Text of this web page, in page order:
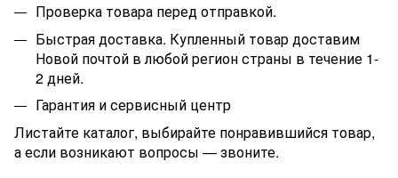
Проверка товара перед отправкой.
Быстрая доставка. Купленный товар доставим
Новой почтой в любой регион страны в течение 1-
2 дней.
Гарантия и сервисный центр
Листайте каталог, выбирайте понравившийся товар,
а если возникают вопросы — звоните.